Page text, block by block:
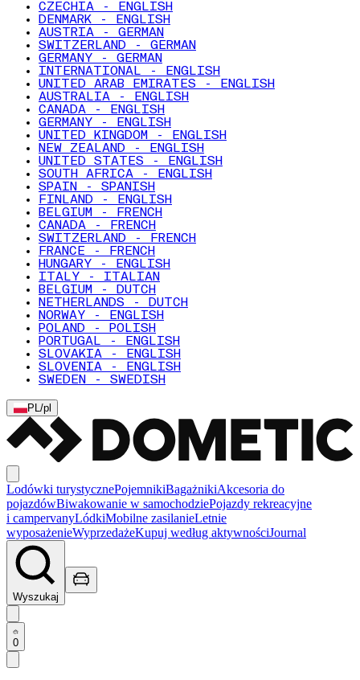
CZECHIA - ENGLISH
DENMARK - ENGLISH
AUSTRIA - GERMAN
SWITZERLAND - GERMAN
GERMANY - GERMAN
INTERNATIONAL - ENGLISH
UNITED ARAB EMIRATES - ENGLISH
AUSTRALIA - ENGLISH
CANADA - ENGLISH
GERMANY - ENGLISH
UNITED KINGDOM - ENGLISH
NEW ZEALAND - ENGLISH
UNITED STATES - ENGLISH
SOUTH AFRICA - ENGLISH
SPAIN - SPANISH
FINLAND - ENGLISH
BELGIUM - FRENCH
CANADA - FRENCH
SWITZERLAND - FRENCH
FRANCE - FRENCH
HUNGARY - ENGLISH
ITALY - ITALIAN
BELGIUM - DUTCH
NETHERLANDS - DUTCH
NORWAY - ENGLISH
POLAND - POLISH
PORTUGAL - ENGLISH
SLOVAKIA - ENGLISH
SLOVENIA - ENGLISH
SWEDEN - SWEDISH
PL/pl
Lodówki turystycznePojemnikiBagażnikiAkcesoria do
pojazdówBiwakowanie w samochodziePojazdy rekreacyjne
i campervanyLódkiMobilne zasilanieLetnie
wyposażenieWyprzedażeKupuj według aktywnościJournal
Wyszukaj
0